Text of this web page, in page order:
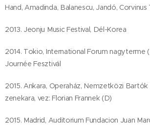
Hand, Amadinda, Balanescu, Jandó, Corvinus
2013. Jeonju Music Festival, Dél-Korea
2014. Tokio, International Forum nagyterme
Journée Fesztivál
2015. Ankara, Operaház, Nemzetközi Bartók
zenekara, vez: Florian Frannek (D)
2015. Madrid, Auditorium Fundacion Juan